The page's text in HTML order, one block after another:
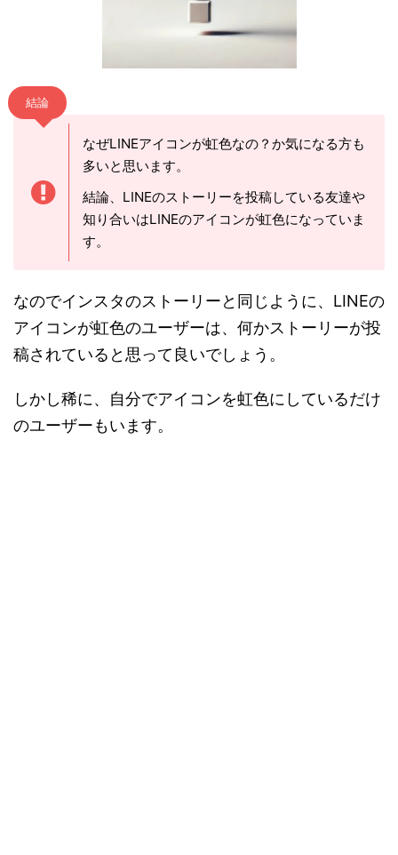
結論
なぜLINEアイコンが虹色なの？か気になる方も
多いと思います。
結論、LINEのストーリーを投稿している友達や
知り合いはLINEのアイコンが虹色になっていま
す。
なのでインスタのストーリーと同じように、LINEの
アイコンが虹色のユーザーは、何かストーリーが投
稿されていると思って良いでしょう。
しかし稀に、自分でアイコンを虹色にしているだけ
のユーザーもいます。